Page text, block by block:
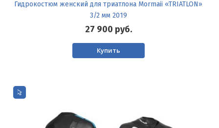
Гидрокостюм женский для триатлона Mormaii «TRIATLON»
3/2 мм 2019
27 900 руб.
Купить